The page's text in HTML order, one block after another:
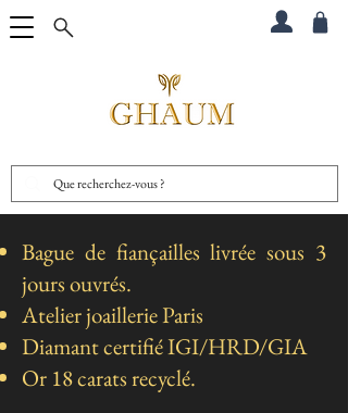
Bague de fiançailles livrée sous 3
jours ouvrés.
Atelier joaillerie Paris
Diamant certifié IGI/HRD/GIA
Or 18 carats recyclé.